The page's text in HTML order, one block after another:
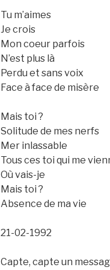
Tu m’aimes
Je crois
Mon coeur parfois
N’est plus là
Perdu et sans voix
Face à face de misère
Mais toi ?
Solitude de mes nerfs
Mer inlassable
Tous ces toi qui me
Où vais-je
Mais toi ?
Absence de ma vie
21-02-1992
Capte, capte un